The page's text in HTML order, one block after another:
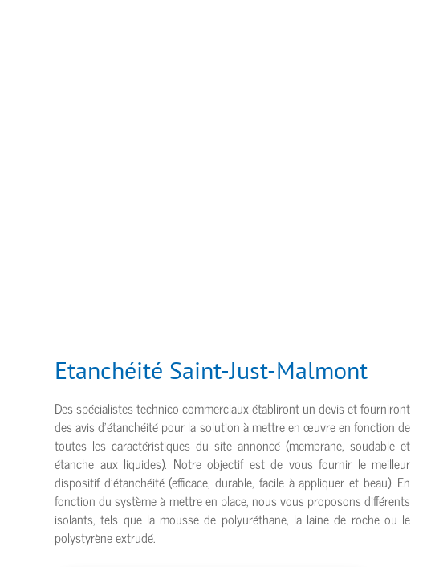
Etanchéité Saint-Just-Malmont
Des spécialistes technico-commerciaux établiront un devis et fourniront
des avis d’étanchéité pour la solution à mettre en œuvre en fonction de
toutes les caractéristiques du site annoncé (membrane, soudable et
étanche aux liquides). Notre objectif est de vous fournir le meilleur
dispositif d’étanchéité (efficace, durable, facile à appliquer et beau). En
fonction du système à mettre en place, nous vous proposons différents
isolants, tels que la mousse de polyuréthane, la laine de roche ou le
polystyrène extrudé.